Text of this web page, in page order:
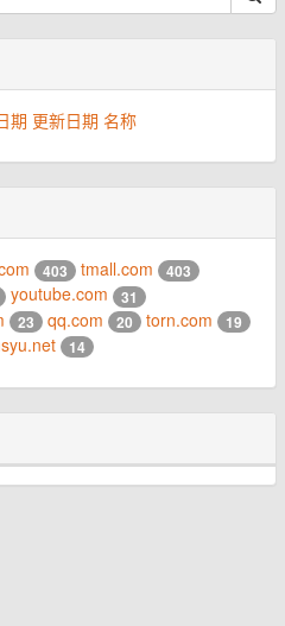
期 更新日期 名称
403 tmall.com 403
youtube.com 31
23 qq.com 20 torn.com 19
14